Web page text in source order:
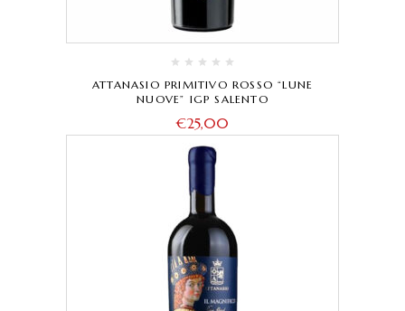
ATTANASIO PRIMITIVO ROSSO “LUNE
NUOVE” IGP SALENTO
€25,00